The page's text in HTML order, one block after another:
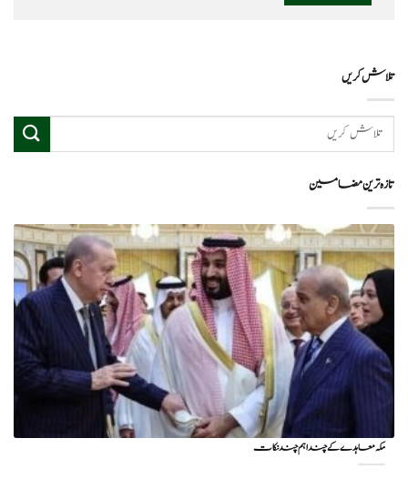
تلاش کریں
تازہ ترین مضامین
مکہ معاہدے کے چند اہم چند نکات